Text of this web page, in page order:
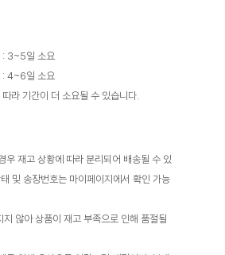
: 3~5일 소요
: 4~6일 소요
라 기간이 더 소요될 수 있습니다.
우 재고 상황에 따라 분리되어 배송될 수 있
및 송장번호는 마이페이지에서 확인 가능
않아 상품이 재고 부족으로 인해 품절될